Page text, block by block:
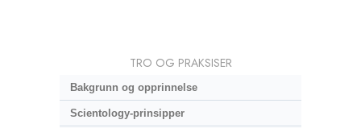
TRO OG PRAKSISER
Bakgrunn og opprinnelse
Scientology-prinsipper